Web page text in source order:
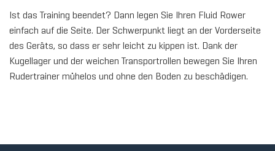
Ist das Training beendet? Dann legen Sie Ihren Fluid Rower
einfach auf die Seite. Der Schwerpunkt liegt an der Vorderseite
des Geräts, so dass er sehr leicht zu kippen ist. Dank der
Kugellager und der weichen Transportrollen bewegen Sie Ihren
Rudertrainer mühelos und ohne den Boden zu beschädigen.